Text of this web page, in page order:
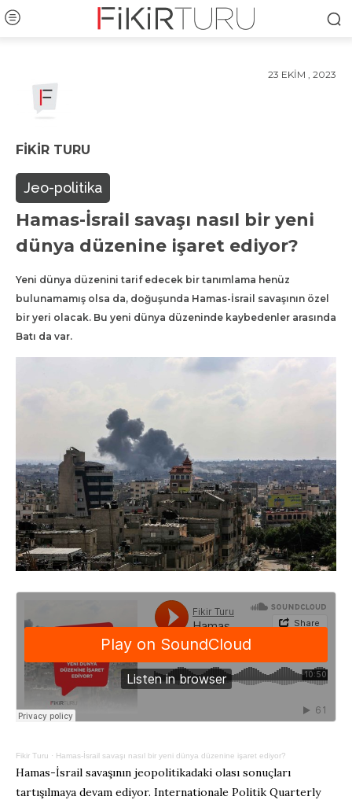
23 EKIM , 2023
FIKIR TURU
Jeo-politika
Hamas-İsrail savaşı nasıl bir yeni
dünya düzenine işaret ediyor?
Yeni dünya düzenini tarif edecek bir tanımlama henüz
bulunamamış olsa da, doğuşunda Hamas-İsrail savaşının özel
bir yeri olacak. Bu yeni dünya düzeninde kaybedenler arasında
Batı da var.
Fikir Turu · Hamas-İsrail savaşı nasıl bir yeni dünya düzenine işaret ediyor?
Hamas-İsrail savaşının jeopolitikadaki olası sonuçları
tartışılmaya devam ediyor. Internationale Politik Quarterly